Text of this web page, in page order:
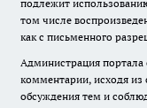
подлежит
том числе
как с письменного
Администрация портала
комментарии, исходя из
обсуждения тем и